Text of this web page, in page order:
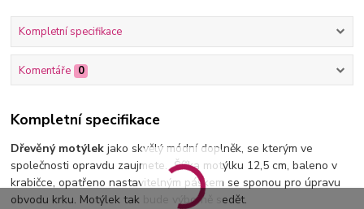
Kompletní specifikace
Komentáře 0
Kompletní specifikace
Dřevěný motýlekjako skvělý módní doplněk, se kterým ve
společnosti opravdu zaujmete. Šířka motýlku 12,5 cm, baleno v
krabičce, opatřeno nastavitelným páskem se sponou pro úpravu
obvodu krku. Motýlek tak bude výborně sedět.